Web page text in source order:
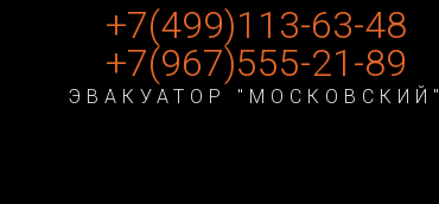
+7(499)113-63-48
+7(967)555-21-89
ЭВАКУАТОР "МОСКОВСКИЙ"